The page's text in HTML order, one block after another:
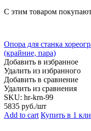
С этим товаром
Опора для станка
(крайние, пара)
Добавить в избранное
Удалить из избранного
Добавить в сравнение
Удалить из сравнения
SKU: hr-krn-99
5835 руб./шт
Add to cart Купить в 1